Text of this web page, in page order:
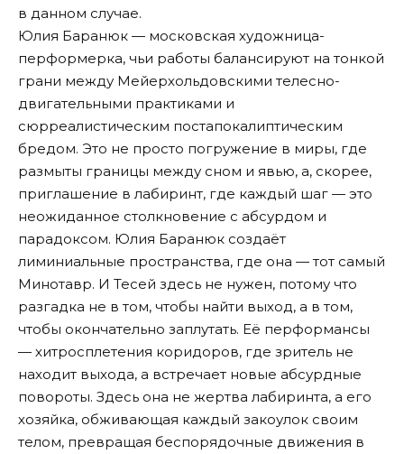
в данном случае.
Юлия Баранюк — московская художница-
перформерка, чьи работы балансируют на тонкой
грани между Мейерхольдовскими телесно-
двигательными практиками и
сюрреалистическим постапокалиптическим
бредом. Это не просто погружение в миры, где
размыты границы между сном и явью, а, скорее,
приглашение в лабиринт, где каждый шаг — это
неожиданное столкновение с абсурдом и
парадоксом. Юлия Баранюк создаёт
лиминиальные пространства, где она — тот самый
Минотавр. И Тесей здесь не нужен, потому что
разгадка не в том, чтобы найти выход, а в том,
чтобы окончательно заплутать. Её перформансы
— хитросплетения коридоров, где зритель не
находит выхода, а встречает новые абсурдные
повороты. Здесь она не жертва лабиринта, а его
хозяйка, обживающая каждый закоулок своим
телом, превращая беспорядочные движения в